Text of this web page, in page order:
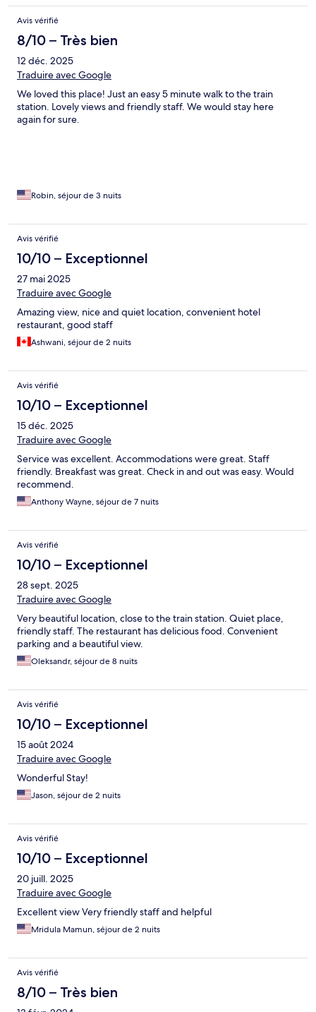
Avis vérifié
8/10 – Très bien
12 déc. 2025
Traduire avec Google
We loved this place! Just an easy 5 minute walk to the train
station. Lovely views and friendly staff. We would stay here
again for sure.
Robin, séjour de 3 nuits
Avis vérifié
10/10 – Exceptionnel
27 mai 2025
Traduire avec Google
Amazing view, nice and quiet location, convenient hotel
restaurant, good staff
Ashwani, séjour de 2 nuits
Avis vérifié
10/10 – Exceptionnel
15 déc. 2025
Traduire avec Google
Service was excellent. Accommodations were great. Staff
friendly. Breakfast was great. Check in and out was easy. Would
recommend.
Anthony Wayne, séjour de 7 nuits
Avis vérifié
10/10 – Exceptionnel
28 sept. 2025
Traduire avec Google
Very beautiful location, close to the train station. Quiet place,
friendly staff. The restaurant has delicious food. Convenient
parking and a beautiful view.
Oleksandr, séjour de 8 nuits
Avis vérifié
10/10 – Exceptionnel
15 août 2024
Traduire avec Google
Wonderful Stay!
Jason, séjour de 2 nuits
Avis vérifié
10/10 – Exceptionnel
20 juill. 2025
Traduire avec Google
Excellent view Very friendly staff and helpful
Mridula Mamun, séjour de 2 nuits
Avis vérifié
8/10 – Très bien